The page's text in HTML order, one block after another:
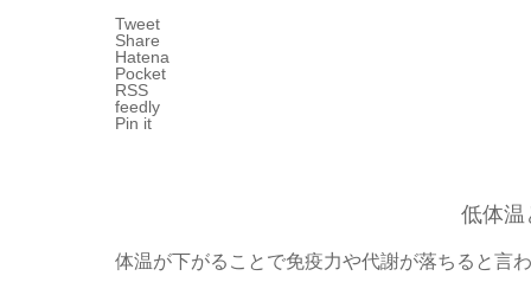
Tweet
Share
Hatena
Pocket
RSS
feedly
Pin it
低体温
体温が下がることで免疫力や代謝が落ちると言